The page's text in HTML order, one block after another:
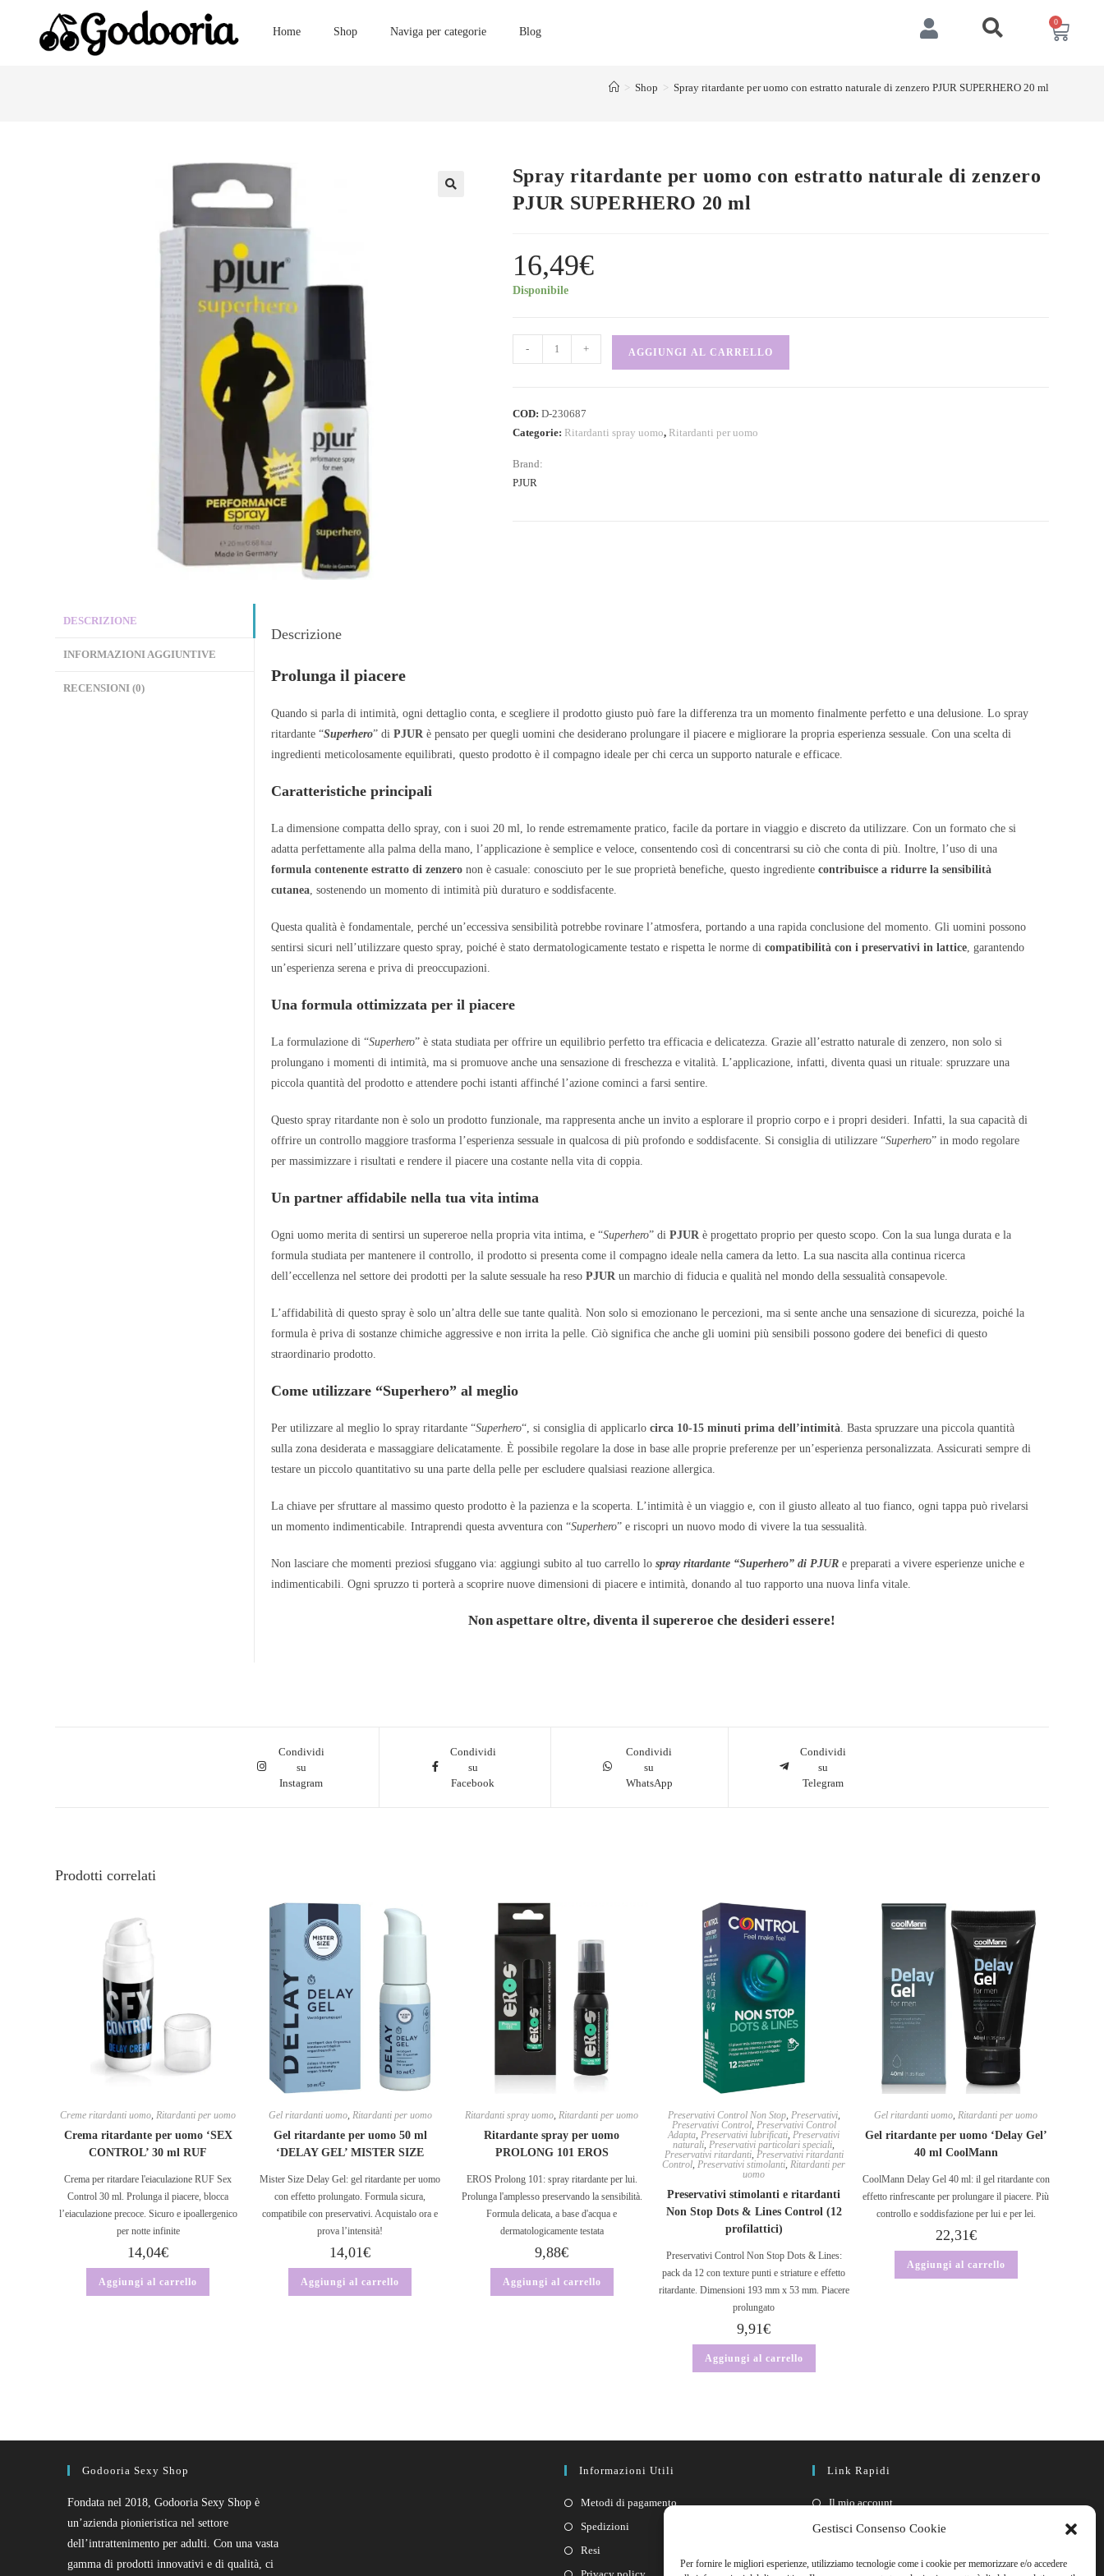
Gestisci Consenso Cookie
Per fornire le migliori esperienze, utilizziamo tecnologie come i cookie per memorizzare e/o accedere
Home Shop Naviga per categorie Blog
0
> Shop > Spray ritardante per uomo con estratto naturale di zenzero PJUR SUPERHERO 20 ml
Spray ritardante per uomo con estratto naturale di zenzero
PJUR SUPERHERO 20 ml
16,49€
Disponibile
- + AGGIUNGI AL CARRELLO
COD: D-230687
Categorie: Ritardanti spray uomo, Ritardanti per uomo
Brand:
PJUR
DESCRIZIONE
INFORMAZIONI AGGIUNTIVE
RECENSIONI (0)
Descrizione
Prolunga il piacere
Quando si parla di intimità, ogni dettaglio conta, e scegliere il prodotto giusto può fare la differenza tra un momento finalmente perfetto e una delusione. Lo spray
ritardante “Superhero” diPJUR è pensato per quegli uomini che desiderano prolungare il piacere e migliorare la propria esperienza sessuale. Con una scelta di
ingredienti meticolosamente equilibrati, questo prodotto è il compagno ideale per chi cerca un supporto naturale e efficace.
Caratteristiche principali
La dimensione compatta dello spray, con i suoi 20 ml, lo rende estremamente pratico, facile da portare in viaggio e discreto da utilizzare. Con un formato che si
adatta perfettamente alla palma della mano, l’applicazione è semplice e veloce, consentendo così di concentrarsi su ciò che conta di più. Inoltre, l’uso di una
formula contenente estratto di zenzero non è casuale: conosciuto per le sue proprietà benefiche, questo ingredientecontribuisce a ridurre la sensibilità
cutanea, sostenendo un momento di intimità più duraturo e soddisfacente.
Questa qualità è fondamentale, perché un’eccessiva sensibilità potrebbe rovinare l’atmosfera, portando a una rapida conclusione del momento. Gli uomini possono
sentirsi sicuri nell’utilizzare questo spray, poiché è stato dermatologicamente testato e rispetta le norme dicompatibilità con i preservativi in lattice, garantendo
un’esperienza serena e priva di preoccupazioni.
Una formula ottimizzata per il piacere
La formulazione di “Superhero” è stata studiata per offrire un equilibrio perfetto tra efficacia e delicatezza. Grazie all’estratto naturale di zenzero, non solo si
prolungano i momenti di intimità, ma si promuove anche una sensazione di freschezza e vitalità. L’applicazione, infatti, diventa quasi un rituale: spruzzare una
piccola quantità del prodotto e attendere pochi istanti affinché l’azione cominci a farsi sentire.
Questo spray ritardante non è solo un prodotto funzionale, ma rappresenta anche un invito a esplorare il proprio corpo e i propri desideri. Infatti, la sua capacità di
offrire un controllo maggiore trasforma l’esperienza sessuale in qualcosa di più profondo e soddisfacente. Si consiglia di utilizzare “Superhero” in modo regolare
per massimizzare i risultati e rendere il piacere una costante nella vita di coppia.
Un partner affidabile nella tua vita intima
Ogni uomo merita di sentirsi un supereroe nella propria vita intima, e “Superhero” diPJUR è progettato proprio per questo scopo. Con la sua lunga durata e la
formula studiata per mantenere il controllo, il prodotto si presenta come il compagno ideale nella camera da letto. La sua nascita alla continua ricerca
dell’eccellenza nel settore dei prodotti per la salute sessuale ha resoPJUR un marchio di fiducia e qualità nel mondo della sessualità consapevole.
L’affidabilità di questo spray è solo un’altra delle sue tante qualità. Non solo si emozionano le percezioni, ma si sente anche una sensazione di sicurezza, poiché la
formula è priva di sostanze chimiche aggressive e non irrita la pelle. Ciò significa che anche gli uomini più sensibili possono godere dei benefici di questo
straordinario prodotto.
Come utilizzare “Superhero” al meglio
Per utilizzare al meglio lo spray ritardante “Superhero“, si consiglia di applicarlocirca 10-15 minuti prima dell’intimità. Basta spruzzare una piccola quantità
sulla zona desiderata e massaggiare delicatamente. È possibile regolare la dose in base alle proprie preferenze per un’esperienza personalizzata. Assicurati sempre di
testare un piccolo quantitativo su una parte della pelle per escludere qualsiasi reazione allergica.
La chiave per sfruttare al massimo questo prodotto è la pazienza e la scoperta. L’intimità è un viaggio e, con il giusto alleato al tuo fianco, ogni tappa può rivelarsi
un momento indimenticabile. Intraprendi questa avventura con “Superhero” e riscopri un nuovo modo di vivere la tua sessualità.
Non lasciare che momenti preziosi sfuggano via: aggiungi subito al tuo carrello lospray ritardante “Superhero” di PJUR e preparati a vivere esperienze uniche e
indimenticabili. Ogni spruzzo ti porterà a scoprire nuove dimensioni di piacere e intimità, donando al tuo rapporto una nuova linfa vitale.
Non aspettare oltre, diventa il supereroe che desideri essere!
Condividi
su
Instagram
Condividi
su
Facebook
Condividi
su
WhatsApp
Condividi
su
Telegram
Prodotti correlati
Creme ritardanti uomo,Ritardanti per uomo
Crema ritardante per uomo ‘SEX
CONTROL’ 30 ml RUF
Crema per ritardare l'eiaculazione RUF Sex
Control 30 ml. Prolunga il piacere, blocca
l’eiaculazione precoce. Sicuro e ipoallergenico
per notte infinite
14,04€
Aggiungi al carrello
Gel ritardanti uomo, Ritardanti per uomo
Gel ritardante per uomo 50 ml
‘DELAY GEL’ MISTER SIZE
Mister Size Delay Gel: gel ritardante per uomo
con effetto prolungato. Formula sicura,
compatibile con preservativi. Acquistalo ora e
prova l’intensità!
14,01€
Aggiungi al carrello
Ritardanti spray uomo,Ritardanti per uomo
Ritardante spray per uomo
PROLONG 101 EROS
EROS Prolong 101: spray ritardante per lui.
Prolunga l'amplesso preservando la sensibilità.
Formula delicata, a base d'acqua e
dermatologicamente testata
9,88€
Aggiungi al carrello
Preservativi Control Non Stop, Preservativi,
Preservativi Control, Preservativi Control
Adapta,Preservativi lubrificati,Preservativi
naturali,Preservativi particolari speciali,
Preservativi ritardanti, Preservativi ritardanti
Control,Preservativi stimolanti,Ritardanti per
uomo
Preservativi stimolanti e ritardanti
Non Stop Dots & Lines Control (12
profilattici)
Preservativi Control Non Stop Dots & Lines:
pack da 12 con texture punti e striature e effetto
ritardante. Dimensioni 193 mm x 53 mm. Piacere
prolungato
9,91€
Aggiungi al carrello
Gel ritardanti uomo,Ritardanti per uomo
Gel ritardante per uomo ‘Delay Gel’
40 ml CoolMann
CoolMann Delay Gel 40 ml: il gel ritardante con
effetto rinfrescante per prolungare il piacere. Più
controllo e soddisfazione per lui e per lei.
22,31€
Aggiungi al carrello
Godooria Sexy Shop
Fondata nel 2018, Godooria Sexy Shop è
un’azienda pionieristica nel settore
dell’intrattenimento per adulti. Con una vasta
gamma di prodotti innovativi e di qualità, ci
Informazioni Utili
Metodi di pagamento
Spedizioni
Resi
Link Rapidi
Il mio account
FAQ